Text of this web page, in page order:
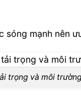
mạnh nên
trọng và môi